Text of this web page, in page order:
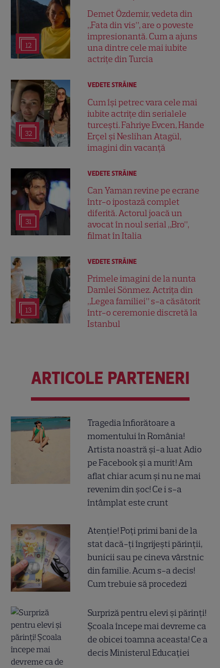
12
Demet Özdemir, vedeta din
„Fata din vis”, are o poveste
impresionantă. Cum a ajuns
una dintre cele mai iubite
actrițe din Turcia
32
VEDETE STRĂINE
Cum își petrec vara cele mai
iubite actrițe din serialele
turcești. Fahriye Evcen, Hande
Erçel și Neslihan Atagül,
imagini din vacanță
31
VEDETE STRĂINE
Can Yaman revine pe ecrane
într-o ipostază complet
diferită. Actorul joacă un
avocat în noul serial „Bro”,
filmat în Italia
13
VEDETE STRĂINE
Primele imagini de la nunta
Damlei Sönmez. Actrița din
„Legea familiei” s-a căsătorit
într-o ceremonie discretă la
Istanbul
ARTICOLE PARTENERI
Tragedia înfiorătoare a
momentului în România!
Artista noastră și-a luat Adio
pe Facebook și a murit! Am
aflat chiar acum și nu ne mai
revenim din șoc! Ce i s-a
întâmplat este crunt
Atenție! Poți primi bani de la
stat dacă-ți îngrijești părinții,
bunicii sau pe cineva vârstnic
din familie. Acum s-a decis!
Cum trebuie să procedezi
Surpriză pentru elevi și părinți!
Școala începe mai devreme ca
de obicei toamna aceasta! Ce a
decis Ministerul Educației